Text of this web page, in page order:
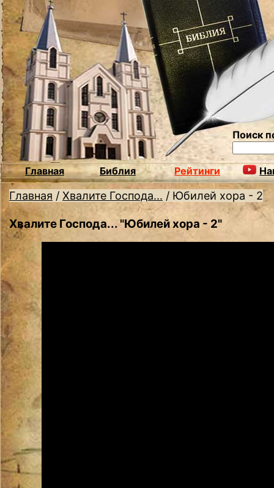
Поиск
Главная Библия Рейтинги
Главная / Хвалите Господа... / Юбилей хора - 2
Хвалите Господа... "Юбилей хора - 2"